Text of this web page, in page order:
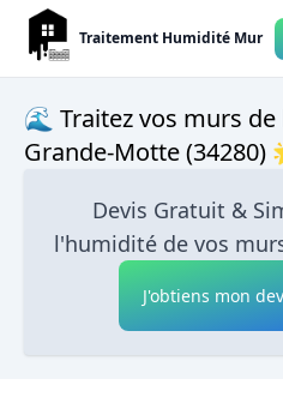
Traitement Humidité Mur
🌊 Traitez vos murs
Grande-Motte
Devis Gratuit &
l'humidité de vos
J'obtiens mon